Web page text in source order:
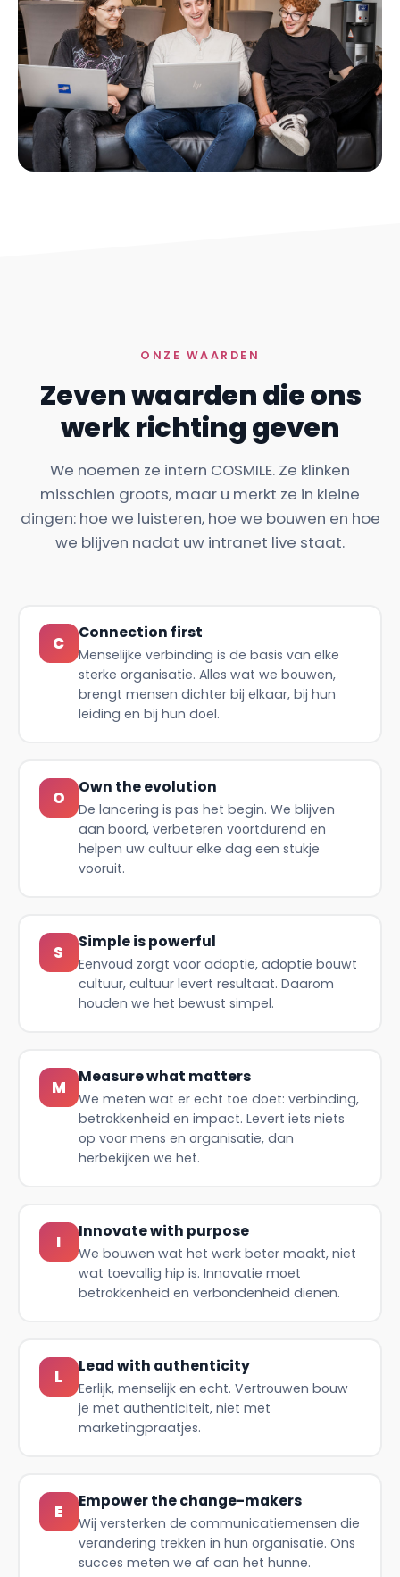
ONZE WAARDEN
Zeven waarden die ons
werk richting geven
We noemen ze intern COSMILE. Ze klinken
misschien groots, maar u merkt ze in kleine
dingen: hoe we luisteren, hoe we bouwen en hoe
we blijven nadat uw intranet live staat.
C
Connection first
Menselijke verbinding is de basis van elke
sterke organisatie. Alles wat we bouwen,
brengt mensen dichter bij elkaar, bij hun
leiding en bij hun doel.
O
Own the evolution
De lancering is pas het begin. We blijven
aan boord, verbeteren voortdurend en
helpen uw cultuur elke dag een stukje
vooruit.
S
Simple is powerful
Eenvoud zorgt voor adoptie, adoptie bouwt
cultuur, cultuur levert resultaat. Daarom
houden we het bewust simpel.
M
Measure what matters
We meten wat er echt toe doet: verbinding,
betrokkenheid en impact. Levert iets niets
op voor mens en organisatie, dan
herbekijken we het.
I
Innovate with purpose
We bouwen wat het werk beter maakt, niet
wat toevallig hip is. Innovatie moet
betrokkenheid en verbondenheid dienen.
L
Lead with authenticity
Eerlijk, menselijk en echt. Vertrouwen bouw
je met authenticiteit, niet met
marketingpraatjes.
E
Empower the change-makers
Wij versterken de communicatiemensen die
verandering trekken in hun organisatie. Ons
succes meten we af aan het hunne.